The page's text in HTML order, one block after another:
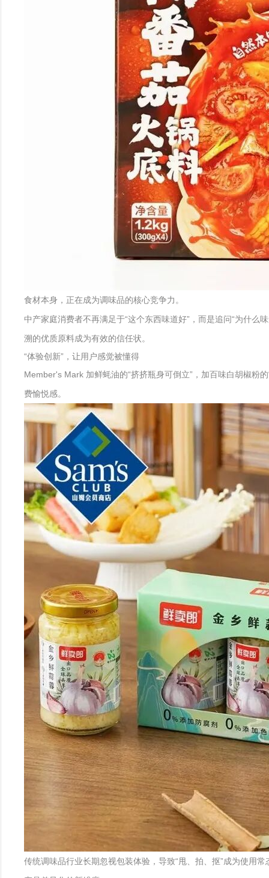
食材本身，正在成为调味品的核心竞争力。
中产家庭消费者不再满足于“这个东西味道好”，而是追问“为什
溯的优质原料成为有效的信任状。
“体验创新”，让用户感觉被懂得
Member's Mark 加鲜蚝油的“挤挤瓶身可倒立”，加百味白胡椒粉
费愉悦感。
传统调味品行业长期忽视包装体验，导致“甩、拍、抠”成为使用